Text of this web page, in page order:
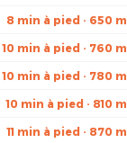
8 min à pied · 650 m
10 min à pied · 760 m
10 min à pied · 780 m
10 min à pied · 810 m
11 min à pied · 870 m